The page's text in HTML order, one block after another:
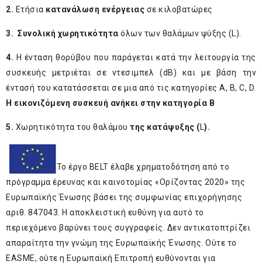
2. Ετήσια κατανάλωση ενέργειας σε κιλοβατώρες
3. Συνολική χωρητικότητα όλων των θαλάμων ψύξης (L).
4. H ένταση θορύβου που παράγεται κατά την λειτουργία της
συσκευής μετριέται σε ντεσιμπελ (dB) και με βάση την
έντασή του κατατάσσεται σε μια από τις κατηγορίες Α, Β, C, D.
Η εικονιζόμενη συσκευή ανήκει στην κατηγορία Β
5. Χωρητικότητα του θαλάμου της κατάψυξης (L).
Το έργο BELT έλαβε χρηματοδότηση από το
πρόγραμμα έρευνας και καινοτομίας «Ορίζοντας 2020» της
Ευρωπαϊκής Ένωσης βάσει της συμφωνίας επιχορήγησης
αριθ. 847043. Η αποκλειστική ευθύνη για αυτό το
περιεχόμενο βαρύνει τους συγγραφείς. Δεν αντικατοπτρίζει
απαραίτητα την γνώμη της Ευρωπαϊκής Ένωσης. Ούτε το
EASME, ούτε η Ευρωπαϊκή Επιτροπή ευθύνονται για